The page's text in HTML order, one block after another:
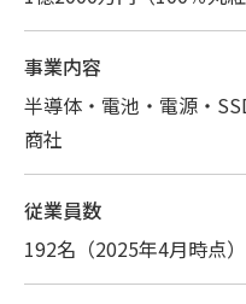
事業内容
半導体・電池・電源・
商社
従業員数
192名（2025年4月時点）